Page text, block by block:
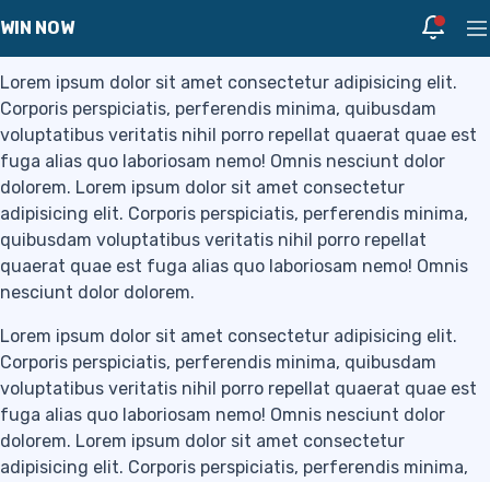
WIN NOW
Lorem ipsum dolor sit amet consectetur adipisicing elit.
Corporis perspiciatis, perferendis minima, quibusdam
voluptatibus veritatis nihil porro repellat quaerat quae est
fuga alias quo laboriosam nemo! Omnis nesciunt dolor
dolorem. Lorem ipsum dolor sit amet consectetur
adipisicing elit. Corporis perspiciatis, perferendis minima,
quibusdam voluptatibus veritatis nihil porro repellat
quaerat quae est fuga alias quo laboriosam nemo! Omnis
nesciunt dolor dolorem.
Lorem ipsum dolor sit amet consectetur adipisicing elit.
Corporis perspiciatis, perferendis minima, quibusdam
voluptatibus veritatis nihil porro repellat quaerat quae est
fuga alias quo laboriosam nemo! Omnis nesciunt dolor
dolorem. Lorem ipsum dolor sit amet consectetur
adipisicing elit. Corporis perspiciatis, perferendis minima,